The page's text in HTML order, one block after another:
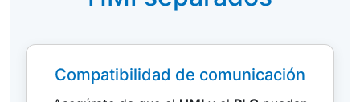
Compatibilidad de comunicación